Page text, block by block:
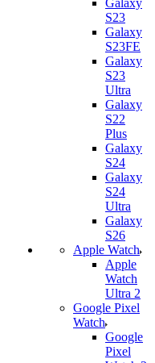
Galaxy
S23
Galaxy
S23FE
Galaxy
S23
Ultra
Galaxy
S22
Plus
Galaxy
S24
Galaxy
S24
Ultra
Galaxy
S26
Apple Watch
Apple
Watch
Ultra 2
Google Pixel
Watch
Google
Pixel